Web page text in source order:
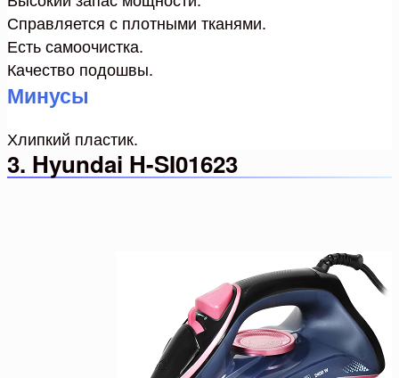
Справляется с плотными тканями.
Есть самоочистка.
Качество подошвы.
Минусы
Хлипкий пластик.
3. Hyundai H-SI01623